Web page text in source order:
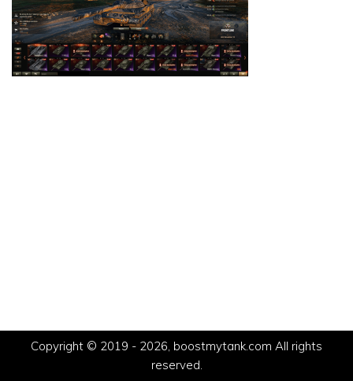
Copyright © 2019 - 2026, boostmytank.com All rights
reserved.